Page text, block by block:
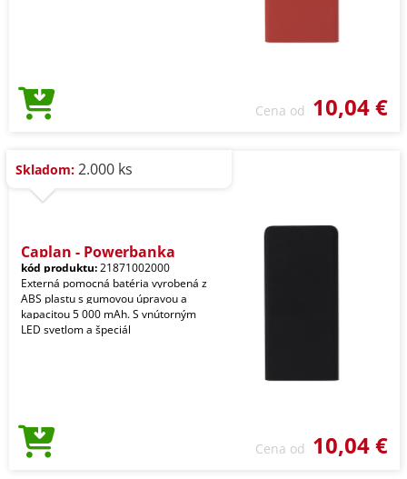
Cena od 10,04 €
Skladom: 2.000 ks
Caplan - Powerbanka
kód produktu:21871002000
Externá pomocná batéria vyrobená z
ABS plastu s gumovou úpravou a
kapacitou 5 000 mAh. S vnútorným
LED svetlom a špeciál
Cena od 10,04 €